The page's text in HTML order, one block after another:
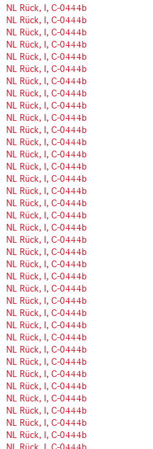
NL Rück, I, C-0444b
NL Rück, I, C-0444b
NL Rück, I, C-0444b
NL Rück, I, C-0444b
NL Rück, I, C-0444b
NL Rück, I, C-0444b
NL Rück, I, C-0444b
NL Rück, I, C-0444b
NL Rück, I, C-0444b
NL Rück, I, C-0444b
NL Rück, I, C-0444b
NL Rück, I, C-0444b
NL Rück, I, C-0444b
NL Rück, I, C-0444b
NL Rück, I, C-0444b
NL Rück, I, C-0444b
NL Rück, I, C-0444b
NL Rück, I, C-0444b
NL Rück, I, C-0444b
NL Rück, I, C-0444b
NL Rück, I, C-0444b
NL Rück, I, C-0444b
NL Rück, I, C-0444b
NL Rück, I, C-0444b
NL Rück, I, C-0444b
NL Rück, I, C-0444b
NL Rück, I, C-0444b
NL Rück, I, C-0444b
NL Rück, I, C-0444b
NL Rück, I, C-0444b
NL Rück, I, C-0444b
NL Rück, I, C-0444b
NL Rück, I, C-0444b
NL Rück, I, C-0444b
NL Rück, I, C-0444b
NL Rück, I, C-0444b